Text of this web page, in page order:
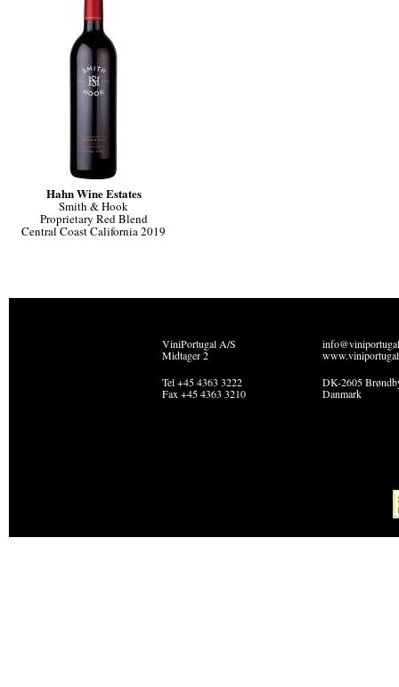
Hahn Wine Estates
Smith & Hook
Proprietary Red Blend
Central Coast California 2019
ViniPortugal A/S
Midtager 2
Tel +45 4363 3222
Fax +45 4363 3210
DK-2605
Danmark